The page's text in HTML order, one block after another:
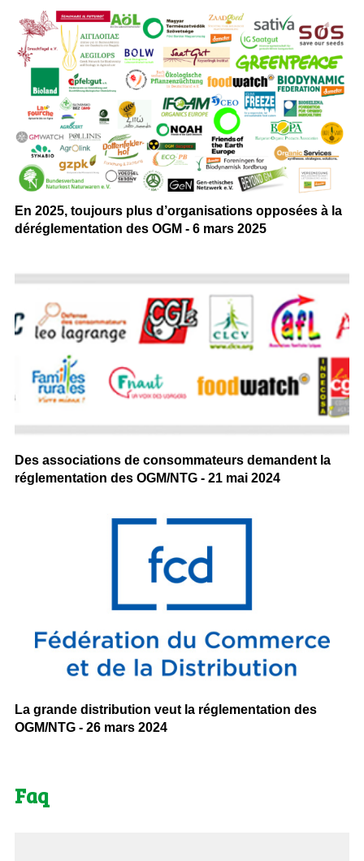
En 2025, toujours plus d’organisations opposées à la
déréglementation des OGM - 6 mars 2025
Des associations de consommateurs demandent la
réglementation des OGM/NTG - 21 mai 2024
La grande distribution veut la réglementation des
OGM/NTG - 26 mars 2024
Faq